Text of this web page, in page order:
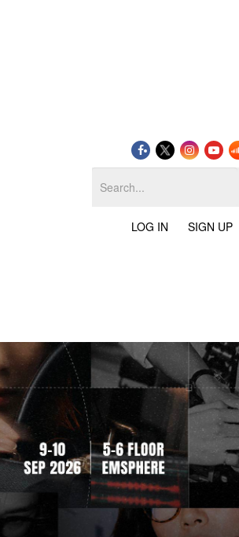
LOG IN SIGN UP